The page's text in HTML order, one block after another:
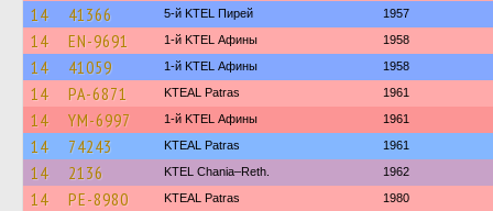
14 41366 5-й KTEL Пирей 1957
14 EN-9691 1-й KTEL Афины 1958
14 41059 1-й KTEL Афины 1958
14 PA-6871 KTEAL Patras 1961
14 YM-6997 1-й KTEL Афины 1961
14 74243 KTEAL Patras 1961
14 2136 KTEL Chania–Reth. 1962
14 PE-8980 KTEAL Patras 1980